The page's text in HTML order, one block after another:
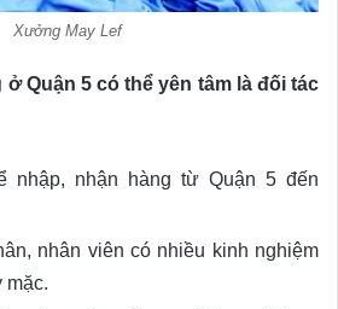
Xưởng May Lef
Quận 5 có thể yên tâm là đối tác
nhập, nhận hàng từ Quận 5 đến
nhân viên có nhiều kinh nghiệm
mặc.